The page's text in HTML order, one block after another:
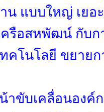
น แบบใหญ่ เยอ
รือสหพัฒน์ กับก
คโนโลยี ขยาย
าขับเคลื่อนอง